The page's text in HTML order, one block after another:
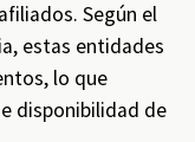
Según el
estas entidades
lo que
disponibilidad de